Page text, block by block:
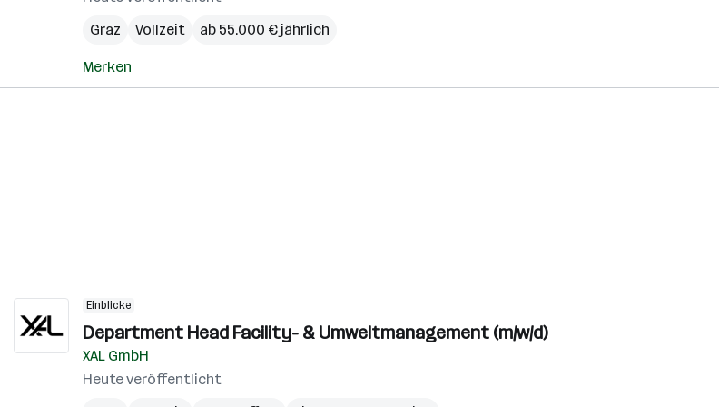
Graz
Vollzeit ab 55.000 € jährlich
Merken
Einblicke
Department Head Facility- & Umweltmanagement (m/w/d)
XAL GmbH
Heute veröffentlicht